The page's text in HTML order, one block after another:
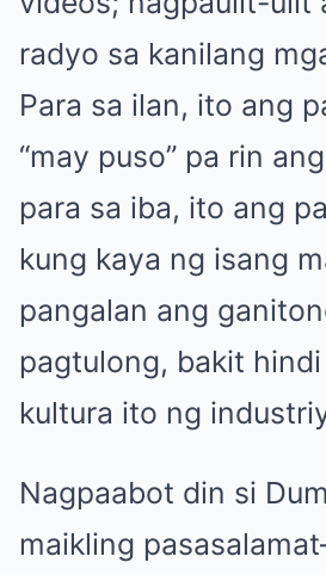
radyo sa kanilang
Para sa ilan, ito ang
“may puso” pa rin
para sa iba, ito ang
kung kaya ng isang
pangalan ang
pagtulong, bakit
kultura ito ng
Nagpaabot din si
maikling